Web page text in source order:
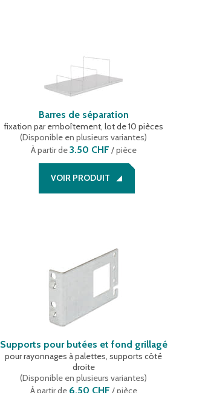
Barres de séparation
fixation par emboîtement, lot de 10 pièces
(Disponible en plusieurs variantes)
À partir de3.50 CHF / pièce
VOIR PRODUIT
Supports pour butées et fond grillagé
pour rayonnages à palettes, supports côté
droite
(Disponible en plusieurs variantes)
À partir de 6.50 CHF / pièce